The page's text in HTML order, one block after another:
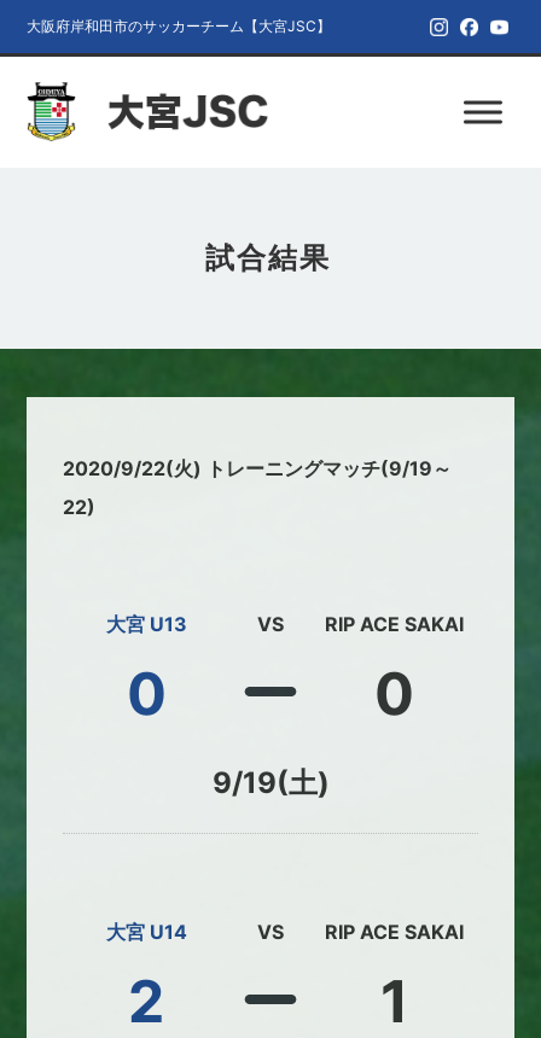
大阪府岸和田市のサッカーチーム【大宮JSC】
試合結果
2020/9/22(火) トレーニングマッチ(9/19～
22)
大宮 U13
0
VS RIP ACE SAKAI
0
9/19(土)
大宮 U14
2
VS RIP ACE SAKAI
1